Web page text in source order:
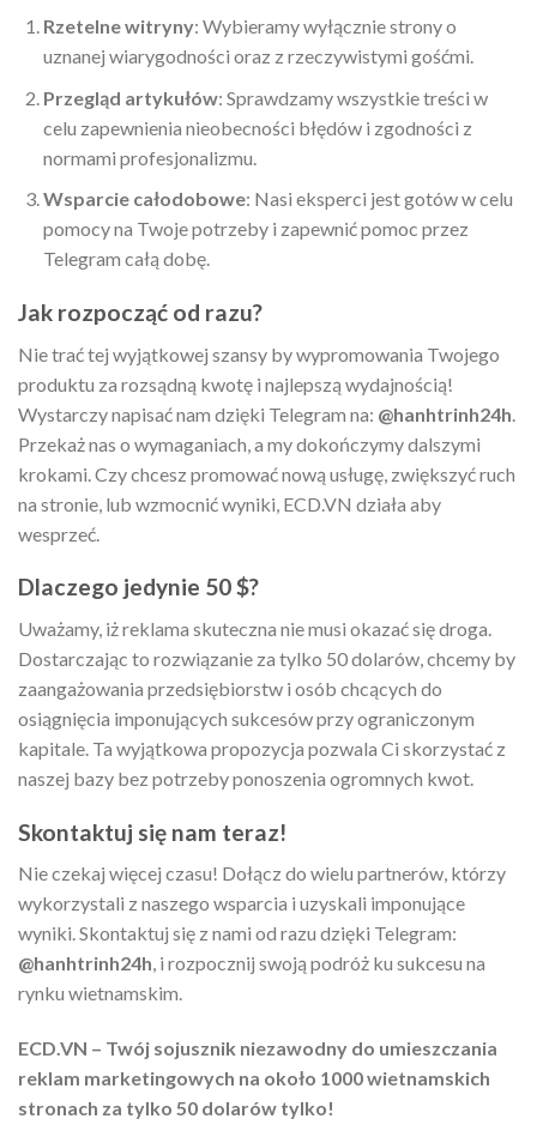
Rzetelne witryny: Wybieramy wyłącznie strony o
uznanej wiarygodności oraz z rzeczywistymi gośćmi.
Przegląd artykułów: Sprawdzamy wszystkie treści w
celu zapewnienia nieobecności błędów i zgodności z
normami profesjonalizmu.
Wsparcie całodobowe: Nasi eksperci jest gotów w celu
pomocy na Twoje potrzeby i zapewnić pomoc przez
Telegram całą dobę.
Jak rozpocząć od razu?
Nie trać tej wyjątkowej szansy by wypromowania Twojego
produktu za rozsądną kwotę i najlepszą wydajnością!
Wystarczy napisać nam dzięki Telegram na: @hanhtrinh24h
Przekaż nas o wymaganiach, a my dokończymy dalszymi
krokami. Czy chcesz promować nową usługę, zwiększyć ruch
na stronie, lub wzmocnić wyniki, ECD.VN działa aby
wesprzeć.
Dlaczego jedynie 50 $?
Uważamy, iż reklama skuteczna nie musi okazać się droga.
Dostarczając to rozwiązanie za tylko 50 dolarów, chcemy by
zaangażowania przedsiębiorstw i osób chcących do
osiągnięcia imponujących sukcesów przy ograniczonym
kapitale. Ta wyjątkowa propozycja pozwala Ci skorzystać z
naszej bazy bez potrzeby ponoszenia ogromnych kwot.
Skontaktuj się nam teraz!
Nie czekaj więcej czasu! Dołącz do wielu partnerów, którzy
wykorzystali z naszego wsparcia i uzyskali imponujące
wyniki. Skontaktuj się z nami od razu dzięki Telegram:
@hanhtrinh24h, i rozpocznij swoją podróż ku sukcesu na
rynku wietnamskim.
ECD.VN – Twój sojusznik niezawodny do umieszczania
reklam marketingowych na około 1000 wietnamskich
stronach za tylko 50 dolarów tylko!